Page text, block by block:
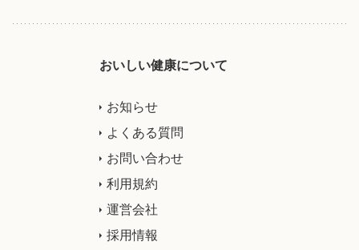
おいしい健康について
お知らせ
よくある質問
お問い合わせ
利用規約
運営会社
採用情報